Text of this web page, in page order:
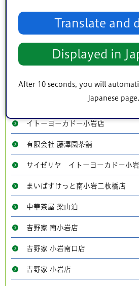
Translate and
Displayed in
After 10 seconds, you will
Japanese page.
小岩やぶそば
まいばすけっと東小岩3丁目店
サミットストア小岩駅南口店
サミットストア西小岩店
イトーヨーカドー小岩店
有限会社 藤澤園茶舗
サイゼリヤ イトーヨーカドー小
まいばすけっと南小岩二枚橋店
中華茶屋 梁山泊
吉野家 南小岩店
吉野家 小岩南口店
吉野家 小岩店